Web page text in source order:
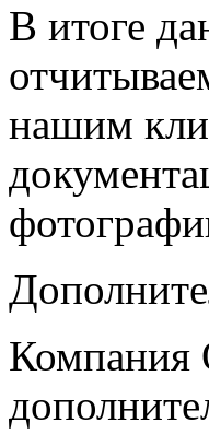
В итоге
нашим